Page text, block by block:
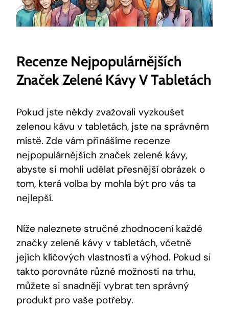
Recenze Nejpopulárnějších
Značek Zelené Kávy V Tabletách
Pokud jste někdy zvažovali vyzkoušet
zelenou kávu v tabletách, jste na správném
místě. Zde vám přinášíme recenze
nejpopulárnějších značek zelené kávy,
abyste si mohli udělat přesnější obrázek o
tom, která volba by mohla být pro vás ta
nejlepší.
Níže naleznete stručné zhodnocení každé
značky zelené kávy v tabletách, včetně
jejích klíčových vlastností a výhod. Pokud si
takto porovnáte různé možnosti na trhu,
můžete si snadněji vybrat ten správný
produkt pro vaše potřeby.